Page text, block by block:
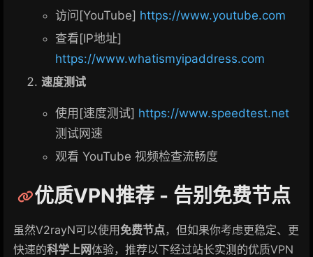
访问[YouTube] https://www.youtube.com
查看[IP地址]
https://www.whatismyipaddress.com
速度测试
使用[速度测试] https://www.speedtest.net
测试网速
观看 YouTube 视频检查流畅度
优质VPN推荐 - 告别免费节点
虽然V2rayN可以使用免费节点，但如果你考虑更稳定、更
快速的科学上网体验，推荐以下经过站长实测的优质VPN